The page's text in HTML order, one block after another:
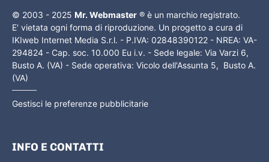
© 2003 - 2025 Mr. Webmaster ® è un marchio registrato.
E' vietata ogni forma di riproduzione. Un progetto a cura di
IKIweb Internet Media S.r.l. - P.IVA: 02848390122 - NREA: VA-
294824 - Cap. soc. 10.000 Eu i.v. - Sede legale: Via Varzi 6,
Busto A. (VA) - Sede operativa: Vicolo dell'Assunta 5, Busto A.
(VA)
Gestisci le preferenze pubblicitarie
INFO E CONTATTI